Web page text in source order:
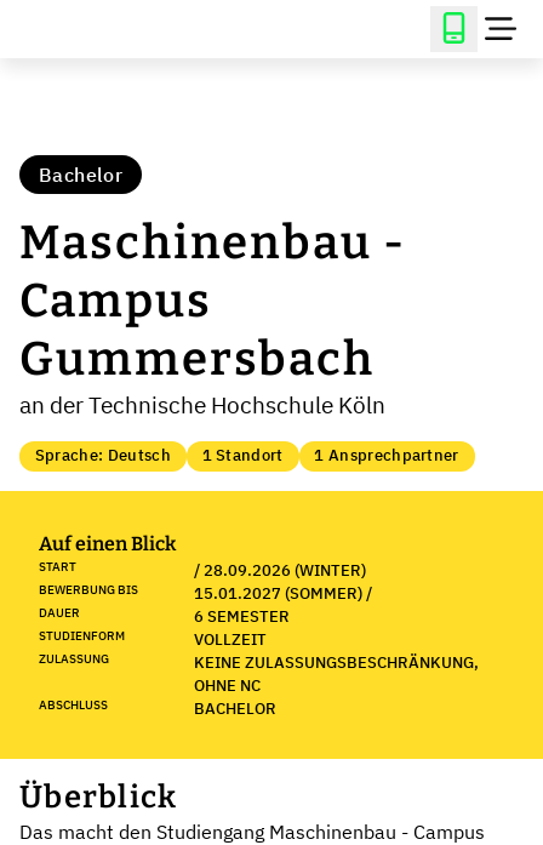
Bachelor
Maschinenbau -
Campus
Gummersbach
an der Technische Hochschule Köln
Sprache: Deutsch 1 Standort 1 Ansprechpartner
Auf einen Blick
START / 28.09.2026 (WINTER)
BEWERBUNG BIS 15.01.2027 (SOMMER) /
DAUER 6 SEMESTER
STUDIENFORM VOLLZEIT
ZULASSUNG
KEINE ZULASSUNGSBESCHRÄNKUNG,
OHNE NC
ABSCHLUSS BACHELOR
Überblick
Das macht den Studiengang Maschinenbau - Campus